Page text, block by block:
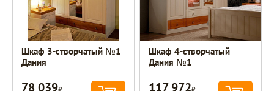
Шкаф 3-створчатый №1
Дания
78 039Р
Шкаф 4-створчатый
Дания №1
117 972Р